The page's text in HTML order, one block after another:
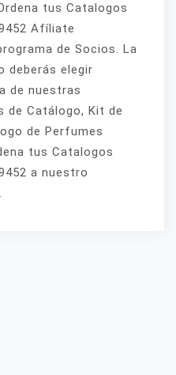
tus Catalogos
Afíliate
de Socios. La
deberás elegir
de nuestras
de Catálogo, Kit de
de Perfumes
tus Catalogos
a nuestro